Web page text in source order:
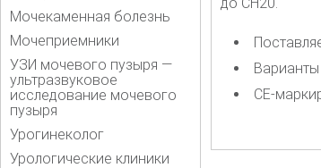
Мочекаменная болезнь
Мочеприемники
УЗИ мочевого пузыря —
ультразвуковое
исследование мочевого
пузыря
Урогинеколог
Урологические клиники
CE-